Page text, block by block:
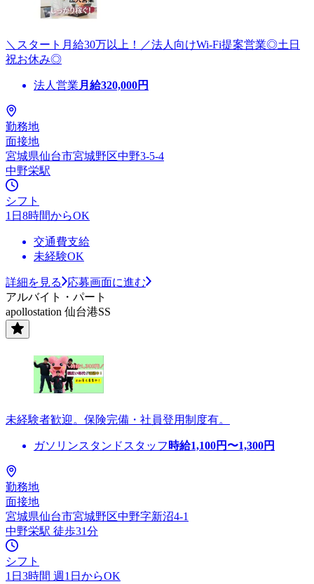
＼スタート月給30万以上！／法人向けWi-Fi提案営業◎土日
祝お休み◎
法人営業 月給320,000円
勤務地
面接地
宮城県仙台市宮城野区中野3-5-4
中野栄駅
シフト
1日8時間からOK
交通費支給
未経験OK
詳細を見る
応募画面に進む
アルバイト・パート
apollostation 仙台港SS
未経験者歓迎。保険完備・社員登用制度有。
ガソリンスタンドスタッフ 時給1,100円〜1,300円
勤務地
面接地
宮城県仙台市宮城野区中野字新沼4-1
中野栄駅 徒歩31分
シフト
1日3時間 週1日からOK